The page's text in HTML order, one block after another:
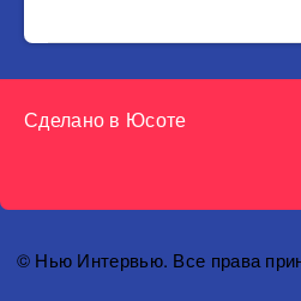
Сделано в Юсоте
© Нью Интервью. Все права